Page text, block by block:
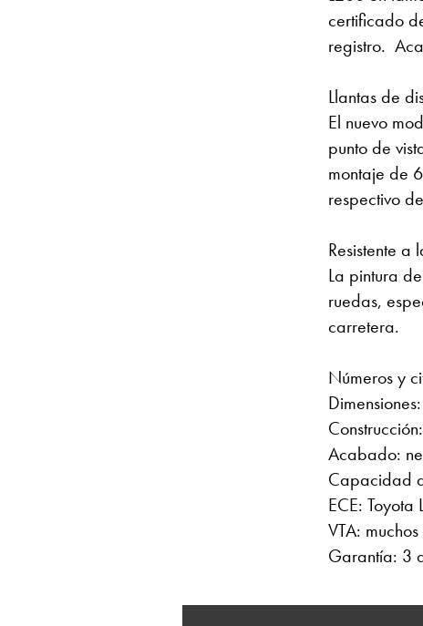
certificado
registro.
Llantas de
El nuevo
punto de
montaje de
respectivo
Resistente
La pintura
ruedas,
carretera.
Números y
Acabado:
Capacidad
ECE:
VTA:
Garantía: 3